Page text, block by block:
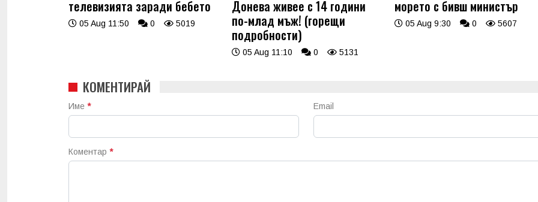
телевизията заради бебето
05 Aug 11:50 0 5019
Донева живее с 14 години
по-млад мъж! (горещи
подробности)
05 Aug 11:10 0 5131
морето с бивш министър
05 Aug 9:30 0 5607
КОМЕНТИРАЙ
Име * Email
Коментар *